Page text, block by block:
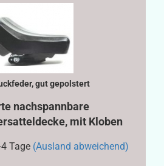
gut gepolstert
nachspannbare
mit Kloben
Tage (Ausland abweichend)